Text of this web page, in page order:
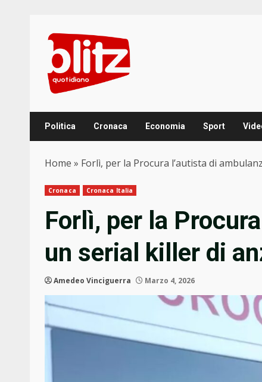
content
Politica Cronaca Economia Sport
Home » Forlì, per la Procura l’autista di
Cronaca Cronaca Italia
Forlì, per la
un serial killer di
Amedeo Vinciguerra Marzo 4, 2026